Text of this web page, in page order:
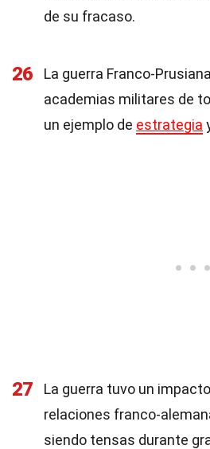
de su fracaso.
26
La guerra Franco-
academias militares de
un ejemplo de estrategia
27
La guerra tuvo un
relaciones franco-
siendo tensas durante